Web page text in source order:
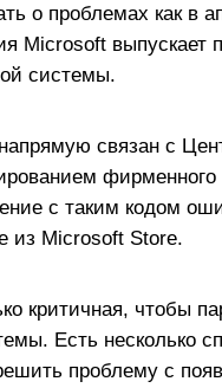
о проблемах как в
Microsoft выпускает
системы.
связан с
с таким кодом
из Microsoft Store.
критичная, чтобы
Есть несколько
проблему с